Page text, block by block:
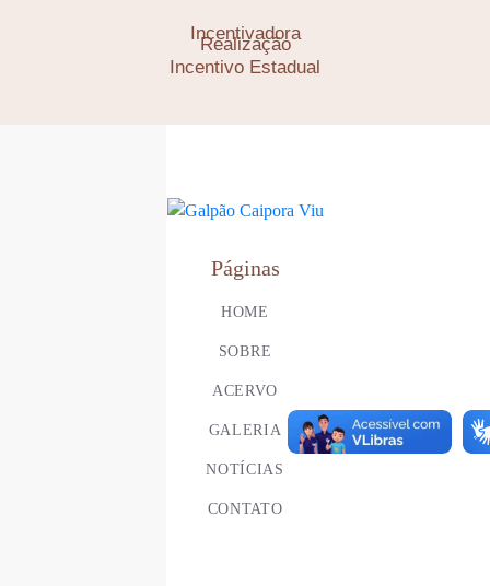
Realização
Incentivadora
Incentivo Estadual
Páginas
HOME
SOBRE
ACERVO
GALERIA
NOTÍCIAS
CONTATO